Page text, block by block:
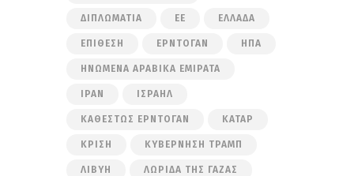
ΔΙΠΛΩΜΑΤΊΑ ΕΕ ΕΛΛΆΔΑ
ΕΠΊΘΕΣΗ ΕΡΝΤΟΓΆΝ ΗΠΑ
ΗΝΩΜΈΝΑ ΑΡΑΒΙΚΆ ΕΜΙΡΆΤΑ
ΙΡΆΝ ΙΣΡΑΉΛ
ΚΑΘΕΣΤΏΣ ΕΡΝΤΟΓΆΝ ΚΑΤΆΡ
ΚΡΊΣΗ ΚΥΒΈΡΝΗΣΗ ΤΡΑΜΠ
ΛΙΒΎΗ ΛΩΡΊΔΑ ΤΗΣ ΓΆΖΑΣ